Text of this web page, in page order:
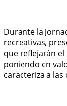
Durante la
recreativas,
que reflejarán el
poniendo en
caracteriza a